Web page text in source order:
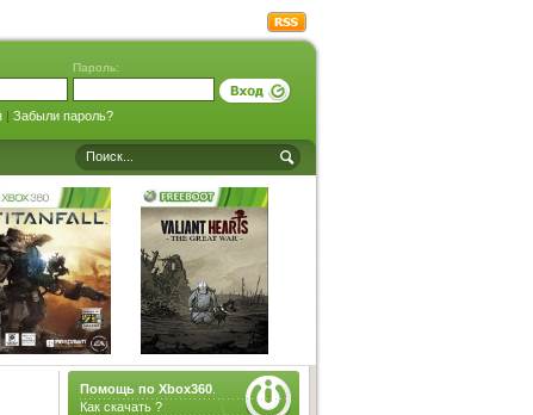
Пароль:
| Забыли пароль?
Помощь по Xbox360.
Как скачать ?